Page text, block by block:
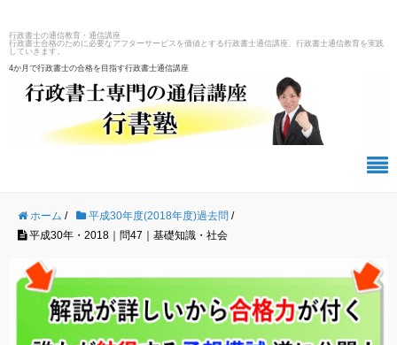
行政書士の通信教育・通信講座
行政書士合格のために必要なアフターサービスを価値とする行政書士通信講座、行政書士通信教育を実践
していきます。
4か月で行政書士の合格を目指す行政書士通信講座
ホーム / 平成30年度(2018年度)過去問 /
平成30年・2018｜問47｜基礎知識・社会